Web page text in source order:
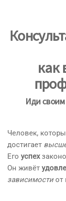
как
Иди
Человек,
достигает
Его успех
Он живёт
зависимостиот